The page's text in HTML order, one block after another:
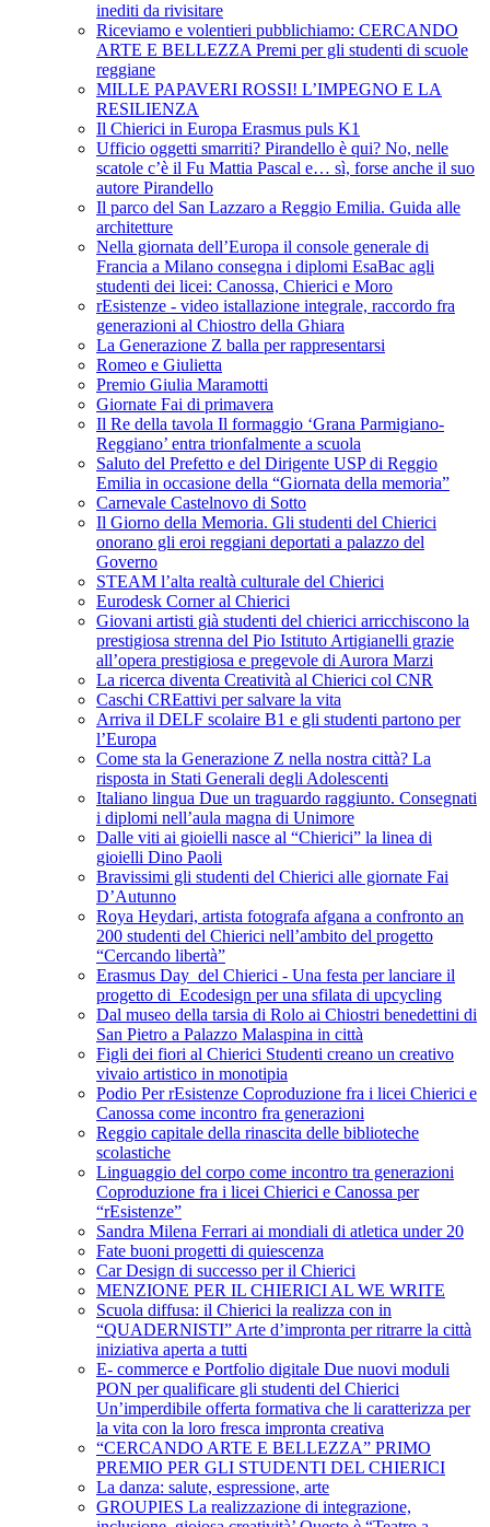
inediti da rivisitare
Riceviamo e volentieri pubblichiamo: CERCANDO
ARTE E BELLEZZA Premi per gli studenti di scuole
reggiane
MILLE PAPAVERI ROSSI! L’IMPEGNO E LA
RESILIENZA
Il Chierici in Europa Erasmus puls K1
Ufficio oggetti smarriti? Pirandello è qui? No, nelle
scatole c’è il Fu Mattia Pascal e… sì, forse anche il suo
autore Pirandello
Il parco del San Lazzaro a Reggio Emilia. Guida alle
architetture
Nella giornata dell’Europa il console generale di
Francia a Milano consegna i diplomi EsaBac agli
studenti dei licei: Canossa, Chierici e Moro
rEsistenze - video istallazione integrale, raccordo fra
generazioni al Chiostro della Ghiara
La Generazione Z balla per rappresentarsi
Romeo e Giulietta
Premio Giulia Maramotti
Giornate Fai di primavera
Il Re della tavola Il formaggio ‘Grana Parmigiano-
Reggiano’ entra trionfalmente a scuola
Saluto del Prefetto e del Dirigente USP di Reggio
Emilia in occasione della “Giornata della memoria”
Carnevale Castelnovo di Sotto
Il Giorno della Memoria. Gli studenti del Chierici
onorano gli eroi reggiani deportati a palazzo del
Governo
STEAM l’alta realtà culturale del Chierici
Eurodesk Corner al Chierici
Giovani artisti già studenti del chierici arricchiscono la
prestigiosa strenna del Pio Istituto Artigianelli grazie
all’opera prestigiosa e pregevole di Aurora Marzi
La ricerca diventa Creatività al Chierici col CNR
Caschi CREattivi per salvare la vita
Arriva il DELF scolaire B1 e gli studenti partono per
l’Europa
Come sta la Generazione Z nella nostra città? La
risposta in Stati Generali degli Adolescenti
Italiano lingua Due un traguardo raggiunto. Consegnati
i diplomi nell’aula magna di Unimore
Dalle viti ai gioielli nasce al “Chierici” la linea di
gioielli Dino Paoli
Bravissimi gli studenti del Chierici alle giornate Fai
D’Autunno
Roya Heydari, artista fotografa afgana a confronto an
200 studenti del Chierici nell’ambito del progetto
“Cercando libertà”
Erasmus Day del Chierici - Una festa per lanciare il
progetto di Ecodesign per una sfilata di upcycling
Dal museo della tarsia di Rolo ai Chiostri benedettini di
San Pietro a Palazzo Malaspina in città
Figli dei fiori al Chierici Studenti creano un creativo
vivaio artistico in monotipia
Podio Per rEsistenze Coproduzione fra i licei Chierici e
Canossa come incontro fra generazioni
Reggio capitale della rinascita delle biblioteche
scolastiche
Linguaggio del corpo come incontro tra generazioni
Coproduzione fra i licei Chierici e Canossa per
“rEsistenze”
Sandra Milena Ferrari ai mondiali di atletica under 20
Fate buoni progetti di quiescenza
Car Design di successo per il Chierici
MENZIONE PER IL CHIERICI AL WE WRITE
Scuola diffusa: il Chierici la realizza con in
“QUADERNISTI” Arte d’impronta per ritrarre la città
iniziativa aperta a tutti
E- commerce e Portfolio digitale Due nuovi moduli
PON per qualificare gli studenti del Chierici
Un’imperdibile offerta formativa che li caratterizza per
la vita con la loro fresca impronta creativa
“CERCANDO ARTE E BELLEZZA” PRIMO
PREMIO PER GLI STUDENTI DEL CHIERICI
La danza: salute, espressione, arte
GROUPIES La realizzazione di integrazione,